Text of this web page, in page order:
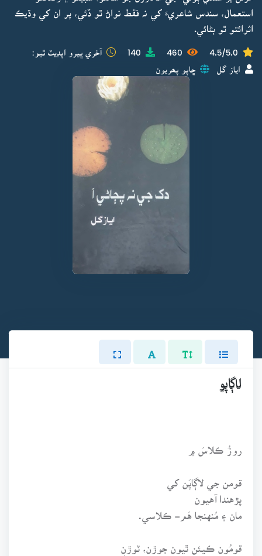
استعمال، سندس شاعريءَ کي نہ فقط نواڻ ٿو ڏئي، پر ان کي وڌيڪ
اثرائتو ٿو بڻائي.
4.5/5.0
460
140 آخري ڀيرو اپڊيٽ ٿيو:
اياز گل ڇاپو پھريون
لاڳاپو
روزُ ڪلاسَ ۾
قومن جي لاڳاپَن کي
پڙهندا آهيون
مان ۽ مُنهنجا هَم- ڪلاسي.
قومُون ڪيئن ٿيون جوڙن، ٽوڙنِ